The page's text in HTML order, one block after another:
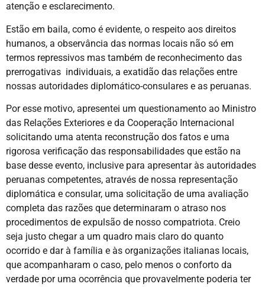
atenção e esclarecimento.
Estão em baila, como é evidente, o respeito aos direitos
humanos, a observância das normas locais não só em
termos repressivos mas também de reconhecimento das
prerrogativas individuais, a exatidão das relações entre
nossas autoridades diplomático-consulares e as peruanas.
Por esse motivo, apresentei um questionamento ao Ministro
das Relações Exteriores e da Cooperação Internacional
solicitando uma atenta reconstrução dos fatos e uma
rigorosa verificação das responsabilidades que estão na
base desse evento, inclusive para apresentar às autoridades
peruanas competentes, através de nossa representação
diplomática e consular, uma solicitação de uma avaliação
completa das razões que determinaram o atraso nos
procedimentos de expulsão de nosso compatriota. Creio
seja justo chegar a um quadro mais claro do quanto
ocorrido e dar à família e às organizações italianas locais,
que acompanharam o caso, pelo menos o conforto da
verdade por uma ocorrência que provavelmente poderia ter